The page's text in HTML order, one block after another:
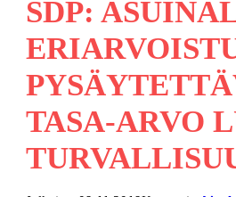
SDP:
TASA-ARVO